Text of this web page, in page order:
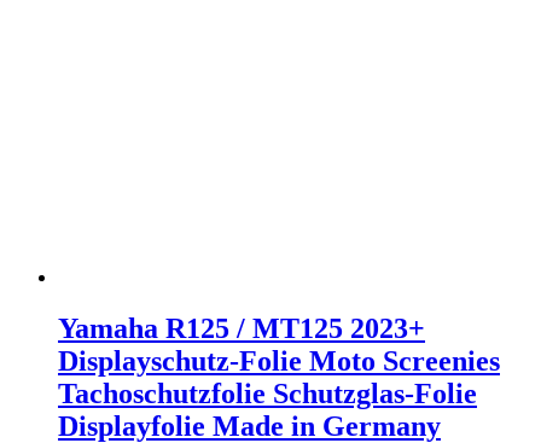
Yamaha R125 / MT125 2023+
Displayschutz-Folie Moto Screenies
Tachoschutzfolie Schutzglas-Folie
Displayfolie Made in Germany